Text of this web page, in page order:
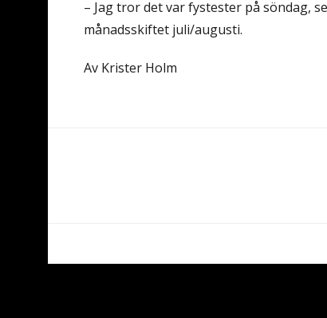
– Jag tror det var fystester på söndag,
månadsskiftet juli/augusti.
Av Krister Holm